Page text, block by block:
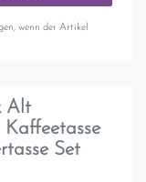
wenn der Artikel
Alt
Set